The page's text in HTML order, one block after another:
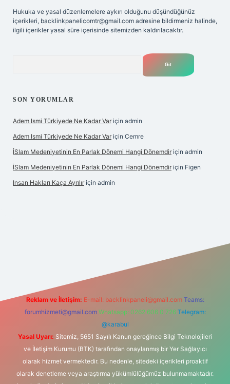
Hukuka ve yasal düzenlemelere aykırı olduğunu düşündüğünüz
içerikleri, backlinkpanelicomtr@gmail.com adresine bildirmeniz halinde,
ilgili içerikler yasal süre içerisinde sitemizden kaldırılacaktır.
SON YORUMLAR
Adem Ismi Türkiyede Ne Kadar Var için admin
Adem Ismi Türkiyede Ne Kadar Var için Cemre
İSlam Medeniyetinin En Parlak Dönemi Hangi Dönemdir için admin
İSlam Medeniyetinin En Parlak Dönemi Hangi Dönemdir için Figen
Insan Hakları Kaça Ayrılır için admin
Reklam ve İletişim: E-mail: backlinkpaneli@gmail.com Teams:
forumhizmeti@gmail.com Whatsapp: 0262 606 0 726 Telegram:
@karabul
Yasal Uyarı: Sitemiz, 5651 Sayılı Kanun gereğince Bilgi Teknolojileri
ve İletişim Kurumu (BTK) tarafından onaylanmış bir Yer Sağlayıcı
olarak hizmet vermektedir. Bu nedenle, sitedeki içerikleri proaktif
olarak denetleme veya araştırma yükümlülüğümüz bulunmamaktadır.